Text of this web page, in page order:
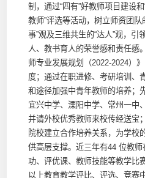
制，通过“四有”好教师项目建设和
教师”评选等活动，树立师资团队
事”观及三维共生的“达人”观，
人、教书育人的荣誉感和责任感
师专业发展规划（2022-2024）
度；通过在职进修、考研培训、
和途径加强中青年教师的培养；
宜兴中学、溧阳中学、常州一中
并请外校优秀教师来校传经送宝
院校建立合作培养关系，为学校
供高层支撑。近三年有44 位教
功、评优课、教师技能等教学比
以上教育教学评比、评选、竞赛